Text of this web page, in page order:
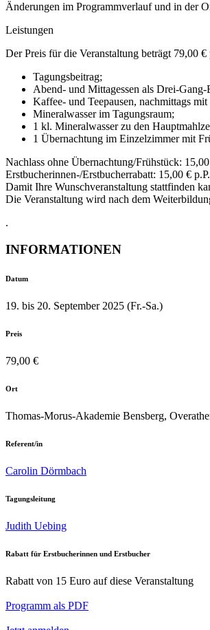
Änderungen im Programmverlauf und in der
Leistungen
Der Preis für die Veranstaltung beträgt 79,00 €
Tagungsbeitrag;
Abend- und Mittagessen als Drei-
Kaffee- und Teepausen, nachmittags
Mineralwasser im Tagungsraum;
1 kl. Mineralwasser zu den
1 Übernachtung im Einzelzimmer mit
Nachlass ohne Übernachtung/Frühstück: 15,00
Erstbucherinnen-/Erstbucherrabatt: 15,00 €
Damit Ihre Wunschveranstaltung stattfinden
Die Veranstaltung wird nach dem
.
INFORMATIONEN
Datum
19. bis 20. September 2025 (Fr.-Sa.)
Preis
79,00 €
Ort
Thomas-Morus-Akademie Bensberg,
Referent/in
Carolin Dörmbach
Tagungsleitung
Judith Uebing
Rabatt für Erstbucherinnen und Erstbucher
Rabatt von 15 Euro auf diese Veranstaltung
Programm als PDF